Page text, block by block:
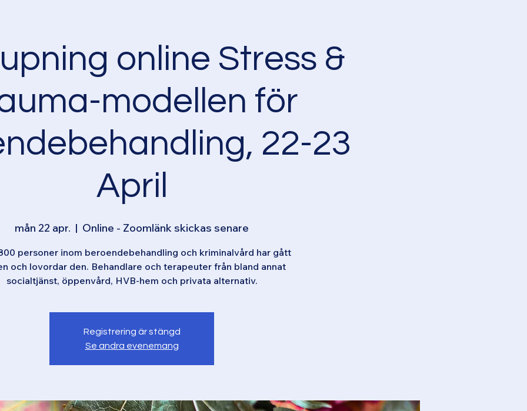
online Stress &
modellen för
22-23
April
mån 22 apr.
  |
Online - Zoomlänk skickas senare
personer inom beroendebehandling och kriminalvård har gått
och lovordar den. Behandlare och terapeuter från bland annat
socialtjänst, öppenvård, HVB-hem och privata alternativ.
Registrering är stängd
Se andra evenemang